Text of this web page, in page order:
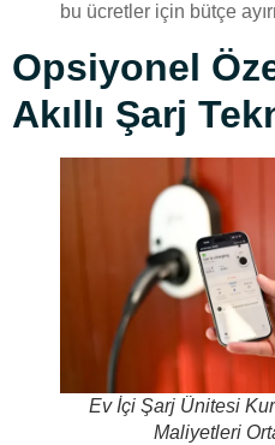
bu ücretler için bütçe
Opsiyonel
Akıllı Şarj
Ev İçi Şarj Ünitesi
Maliyetleri